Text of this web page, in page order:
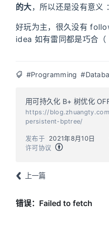
的大，所以还是没有意义
好玩为主，很久没有
idea 如有雷同都是巧合（
#Programming
用可持久化 B+ 树优化
https://
persistent-bptree/
发布于
2021年8月10日
许可协议
上一篇